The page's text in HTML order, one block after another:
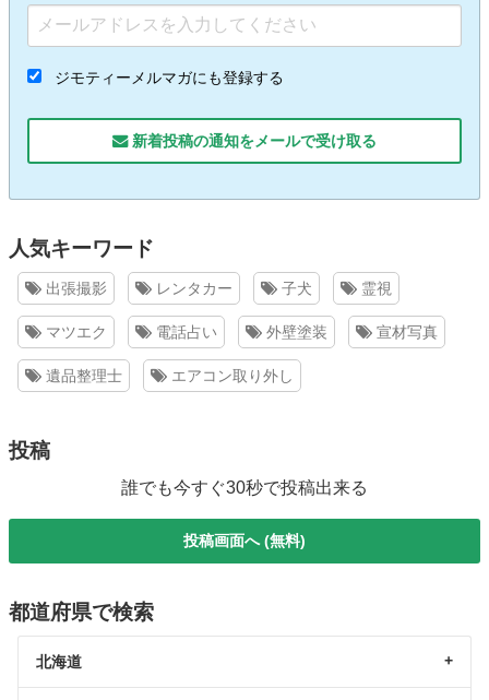
ジモティーメルマガにも登録する
新着投稿の通知をメールで受け取る
人気キーワード
出張撮影 レンタカー 子犬 霊視
マツエク 電話占い 外壁塗装 宣材写真
遺品整理士 エアコン取り外し
投稿
誰でも今すぐ30秒で投稿出来る
投稿画面へ (無料)
都道府県で検索
北海道